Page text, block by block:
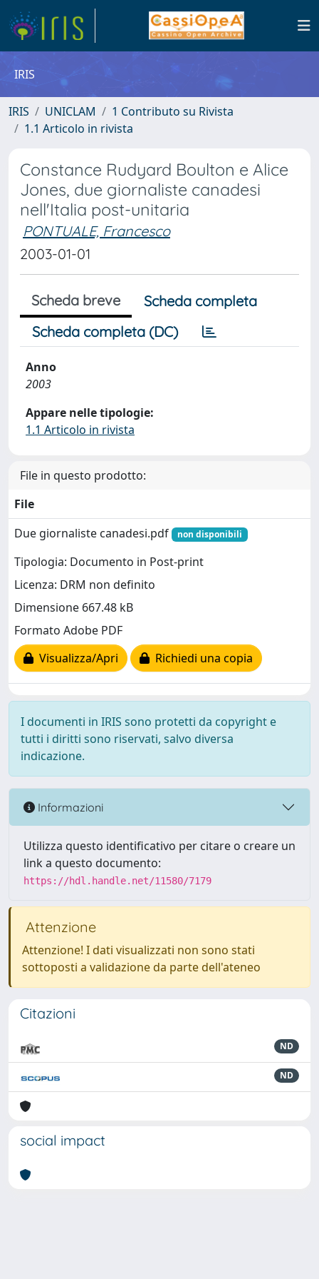
IRIS
IRIS UNICLAM
1 Contributo su Rivista
1.1 Articolo in rivista
Constance Rudyard Boulton e Alice
Jones, due giornaliste canadesi
nell'Italia post-unitaria
PONTUALE, Francesco
2003-01-01
Scheda breve
Scheda completa
Scheda completa (DC)
Anno
2003
Appare nelle tipologie:
1.1 Articolo in rivista
File in questo prodotto:
File
Due giornaliste canadesi.pdf
non disponibili
Tipologia: Documento in Post-print
Licenza: DRM non definito
Dimensione 667.48 kB
Formato Adobe PDF
Visualizza/Apri
Richiedi una copia
I documenti in IRIS sono protetti da copyright e
tutti i diritti sono riservati, salvo diversa
indicazione.
Informazioni
Utilizza questo identificativo per citare o creare un
link a questo documento:
https://hdl.handle.net/11580/7179
Attenzione
Attenzione! I dati visualizzati non sono stati
sottoposti a validazione da parte dell'ateneo
Citazioni
ND
ND
social impact